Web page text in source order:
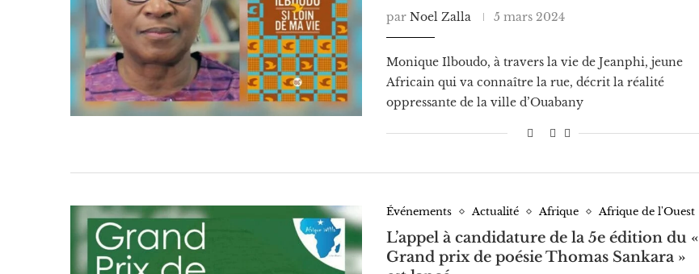
par Noel Zalla 5 mars 2024
Monique Ilboudo, à travers la vie de Jeanphi, jeune
Africain qui va connaître la rue, décrit la réalité
oppressante de la ville d’Ouabany
Événements Actualité Afrique Afrique de l'Ouest
L’appel à candidature de la 5e édition du «
Grand prix de poésie Thomas Sankara »